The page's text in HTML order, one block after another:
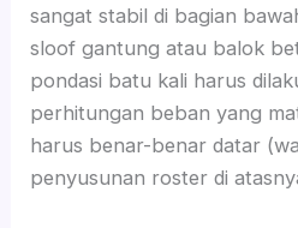
sangat stabil di bagian
sloof gantung atau balok
pondasi batu kali harus
perhitungan beban yang
harus benar-benar datar
penyusunan roster di